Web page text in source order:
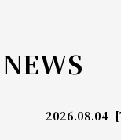
NEWS
2026.08.04